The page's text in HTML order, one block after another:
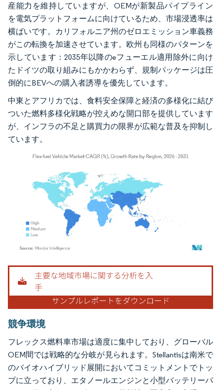
産能力を維持していますが、OEMが新製品パイプライン
を電気プラットフォームに向けているため、市場浸透率は
横ばいです。カリフォルニア州のゼロエミッション車義務
がこの転換を加速させています。欧州も同様のパターンを
示しています：2035年以降のeフューエル適用除外に向け
たドイツの取り組みにもかかわらず、規制パッケージは圧
倒的にBEVへの購入者誘導を優先しています。
中東とアフリカでは、食料安全保障と経済の多様化に結び
ついた燃料多様化戦略が控えめな開口部を提供しています
が、インフラの不足と購買力の限界が広範な普及を抑制し
ています。
画像 © Mordor Intelligence。再利用にはCC BY 4.0の表示が必要です。
競争環境
フレックス燃料車市場は適度に集中しており、グローバル
OEM間では戦略的な分岐が見られます。Stellantisは南米で
のバイオハイブリッド展開においてコミットメントでトッ
プに立っており、エタノールエンジンと小型バッテリーパ